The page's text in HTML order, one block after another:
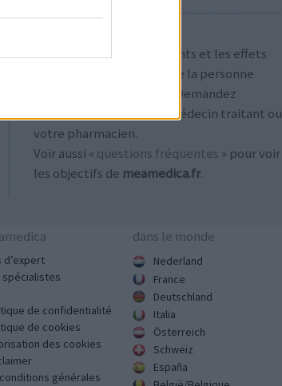
Les avis sur les médicaments et les effets
secondaires dépendent de la personne
utilisant le médicament. Demandez
toujours conseil à votre médecin traitant ou
votre pharmacien.
Voir aussi « questions fréquentes » pour voir
les objectifs de meamedica.fr.
d’expert
spécialistes
de confidentialité
de cookies
des cookies
générales
dans le monde
Nederland
France
Deutschland
Italia
Österreich
Schweiz
España